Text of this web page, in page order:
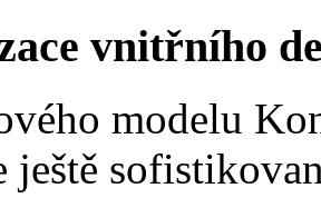
vnitřního
modelu
ještě